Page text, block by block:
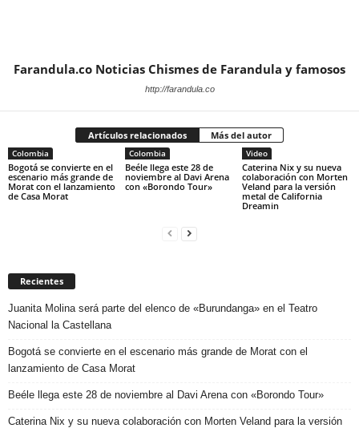
Farandula.co Noticias Chismes de Farandula y famosos
http://farandula.co
Artículos relacionados Más del autor
Colombia
Bogotá se convierte en el
escenario más grande de
Morat con el lanzamiento
de Casa Morat
Colombia
Beéle llega este 28 de
noviembre al Davi Arena
con «Borondo Tour»
Video
Caterina Nix y su nueva
colaboración con Morten
Veland para la versión
metal de California
Dreamin
Recientes
Juanita Molina será parte del elenco de «Burundanga» en el Teatro
Nacional la Castellana
Bogotá se convierte en el escenario más grande de Morat con el
lanzamiento de Casa Morat
Beéle llega este 28 de noviembre al Davi Arena con «Borondo Tour»
Caterina Nix y su nueva colaboración con Morten Veland para la versión